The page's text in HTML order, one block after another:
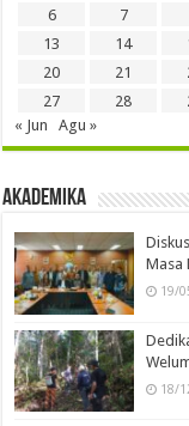
6
7
13
14
20
21
27
28
« Jun
Agu »
Akademika
Masa
19/
18/